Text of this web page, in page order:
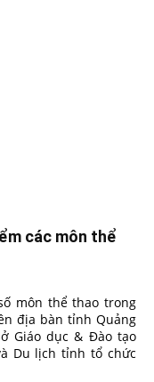
các môn thể
môn thể thao trong
địa bàn tỉnh Quảng
Giáo dục & Đào tạo
Du lịch tỉnh tổ chức